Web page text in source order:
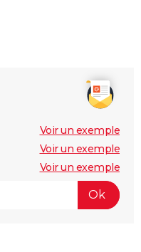
Voir un exemple
Voir un exemple
Voir un exemple